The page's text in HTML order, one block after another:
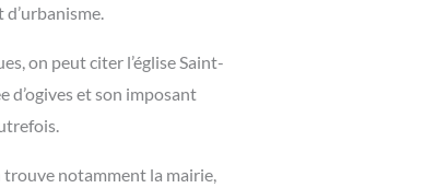
on peut citer l’église Saint-
d’ogives et son imposant
trouve notamment la mairie,